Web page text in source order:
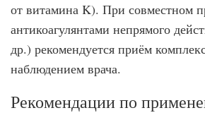
от витамина K). При совместном
антикоагулянтами непрямого
др.) рекомендуется приём
наблюдением врача.
Рекомендации по